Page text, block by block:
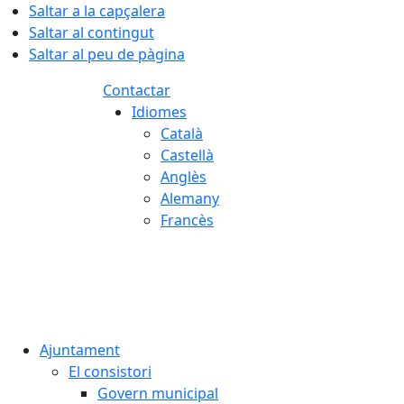
Saltar a la capçalera
Saltar al contingut
Saltar al peu de pàgina
Contactar
Idiomes
Català
Castellà
Anglès
Alemany
Francès
Ajuntament
El consistori
Govern municipal